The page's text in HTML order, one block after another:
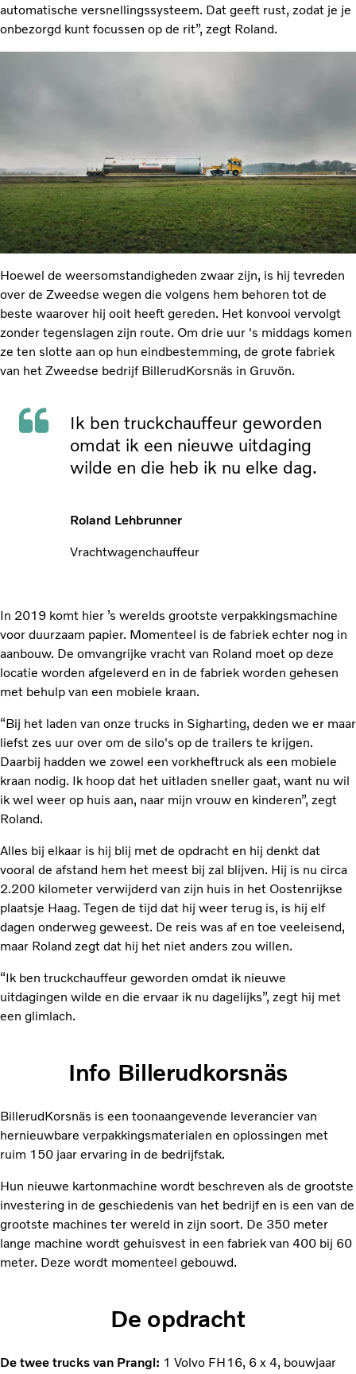
automatische versnellingssysteem. Dat geeft rust, zodat je je
onbezorgd kunt focussen op de rit”, zegt Roland.
Hoewel de weersomstandigheden zwaar zijn, is hij tevreden
over de Zweedse wegen die volgens hem behoren tot de
beste waarover hij ooit heeft gereden. Het konvooi vervolgt
zonder tegenslagen zijn route. Om drie uur 's middags komen
ze ten slotte aan op hun eindbestemming, de grote fabriek
van het Zweedse bedrijf BillerudKorsnäs in Gruvön.
Ik ben truckchauffeur geworden
omdat ik een nieuwe uitdaging
wilde en die heb ik nu elke dag.
Roland Lehbrunner
Vrachtwagenchauffeur
In 2019 komt hier ’s werelds grootste verpakkingsmachine
voor duurzaam papier. Momenteel is de fabriek echter nog in
aanbouw. De omvangrijke vracht van Roland moet op deze
locatie worden afgeleverd en in de fabriek worden gehesen
met behulp van een mobiele kraan.
“Bij het laden van onze trucks in Sigharting, deden we er maar
liefst zes uur over om de silo's op de trailers te krijgen.
Daarbij hadden we zowel een vorkheftruck als een mobiele
kraan nodig. Ik hoop dat het uitladen sneller gaat, want nu wil
ik wel weer op huis aan, naar mijn vrouw en kinderen”, zegt
Roland.
Alles bij elkaar is hij blij met de opdracht en hij denkt dat
vooral de afstand hem het meest bij zal blijven. Hij is nu circa
2.200 kilometer verwijderd van zijn huis in het Oostenrijkse
plaatsje Haag. Tegen de tijd dat hij weer terug is, is hij elf
dagen onderweg geweest. De reis was af en toe veeleisend,
maar Roland zegt dat hij het niet anders zou willen.
“Ik ben truckchauffeur geworden omdat ik nieuwe
uitdagingen wilde en die ervaar ik nu dagelijks”, zegt hij met
een glimlach.
Info Billerudkorsnäs
BillerudKorsnäs is een toonaangevende leverancier van
hernieuwbare verpakkingsmaterialen en oplossingen met
ruim 150 jaar ervaring in de bedrijfstak.
Hun nieuwe kartonmachine wordt beschreven als de grootste
investering in de geschiedenis van het bedrijf en is een van de
grootste machines ter wereld in zijn soort. De 350 meter
lange machine wordt gehuisvest in een fabriek van 400 bij 60
meter. Deze wordt momenteel gebouwd.
De opdracht
De twee trucks van Prangl: 1 Volvo FH16, 6 x 4, bouwjaar